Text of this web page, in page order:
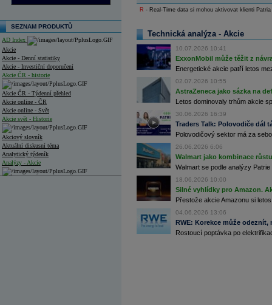
SEZNAM PRODUKTŮ
AD Index
Akcie
Akcie - Denní statistiky
Akcie - Investiční doporučení
Akcie ČR - historie
Akcie ČR - Týdenní přehled
Akcie online - ČR
Akcie online - Svět
Akcie svět - Historie
Akciový slovník
Aktuální diskusní téma
Analytický týdeník
Analýzy - Akcie
R - Real-Time data si mohou aktivovat klienti
Technická analýza - Akcie
10.07.2026 10:41
ExxonMobil může těžit z
Energetické akcie patří letos
02.07.2026 10:55
AstraZeneca jako sázka na
Letos dominovaly trhům akcie
30.06.2026 16:39
Traders Talk: Polovodiče dál
Polovodičový sektor má za
26.06.2026 6:06
Walmart jako kombinace
Walmart se podle analýzy
18.06.2026 10:00
Silné vyhlídky pro Amazon.
Přestože akcie Amazonu si
04.06.2026 13:06
RWE: Korekce může
Rostoucí poptávka po